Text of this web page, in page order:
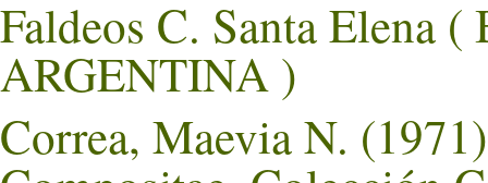
Faldeos C. Santa Elena
ARGENTINA )
Correa, Maevia N.